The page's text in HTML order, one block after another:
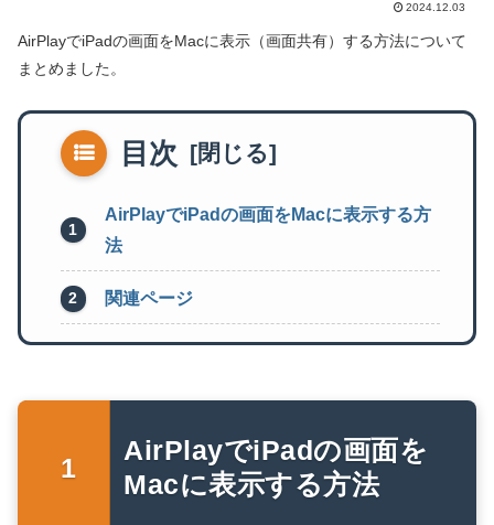
2024.12.03
AirPlayでiPadの画面をMacに表示（画面共有）する方法について
まとめました。
目次
AirPlayでiPadの画面をMacに表示する方
法
関連ページ
AirPlayでiPadの画面を
Macに表示する方法